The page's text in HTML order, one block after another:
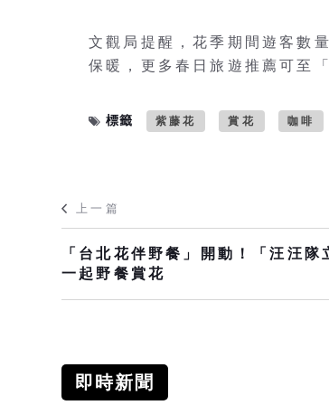
文觀局提醒，花季期間遊客數
保暖，更多春日旅遊推薦可至
標籤 紫藤花 賞花 咖啡
上一篇
「台北花伴野餐」開動！「汪汪隊
一起野餐賞花
即時新聞